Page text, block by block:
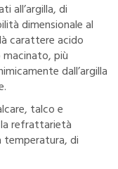
all’argilla, di
dimensionale al
carattere acido
più
dall’argilla
talco e
refrattarietà
temperatura, di